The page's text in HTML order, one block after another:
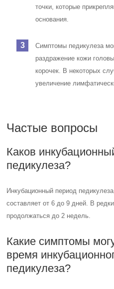
точки, которые
основания.
Симптомы педикулеза
раздражение кожи
корочек. В некоторых
увеличение
Частые вопросы
Каков
педикулеза?
Инкубационный период
составляет от 6 до 9 дней. В
продолжаться до 2 недель.
Какие симптомы
время
педикулеза?